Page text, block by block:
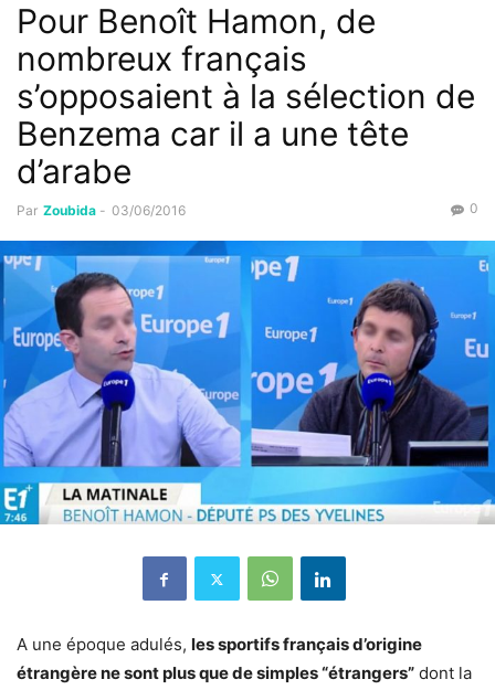
Pour Benoît Hamon, de
nombreux français
s’opposaient à la sélection de
Benzema car il a une tête
d’arabe
Par Zoubida - 03/06/2016 0
A une époque adulés, les sportifs français d’origine
étrangère ne sont plus que de simples “étrangers” dont la